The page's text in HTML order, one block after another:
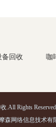
备回收 咖
.All Rights
森网络信息技术有